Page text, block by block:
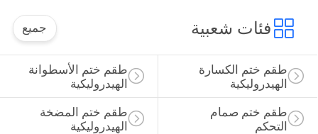
فئات شعبية جميع
طقم ختم الأسطوانة
الهيدروليكية
طقم ختم الكسارة
الهيدروليكية
طقم ختم المضخة
الهيدروليكية
طقم ختم صمام
التحكم